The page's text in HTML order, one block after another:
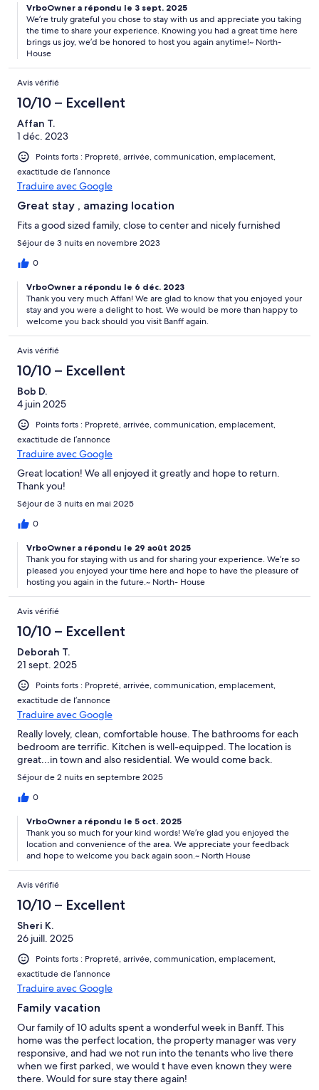
VrboOwner a répondu le 3 sept. 2025
We’re truly grateful you chose to stay with us and appreciate you taking
the time to share your experience. Knowing you had a great time here
brings us joy, we’d be honored to host you again anytime!~ North-
House
Avis vérifié
10/10 – Excellent
Affan T.
1 déc. 2023
Points forts : Propreté, arrivée, communication, emplacement,
exactitude de l’annonce
Traduire avec Google
Great stay , amazing location
Fits a good sized family, close to center and nicely furnished
Séjour de 3 nuits en novembre 2023
0
VrboOwner a répondu le 6 déc. 2023
Thank you very much Affan! We are glad to know that you enjoyed your
stay and you were a delight to host. We would be more than happy to
welcome you back should you visit Banff again.
Avis vérifié
10/10 – Excellent
Bob D.
4 juin 2025
Points forts : Propreté, arrivée, communication, emplacement,
exactitude de l’annonce
Traduire avec Google
Great location! We all enjoyed it greatly and hope to return.
Thank you!
Séjour de 3 nuits en mai 2025
0
VrboOwner a répondu le 29 août 2025
Thank you for staying with us and for sharing your experience. We’re so
pleased you enjoyed your time here and hope to have the pleasure of
hosting you again in the future.~ North- House
Avis vérifié
10/10 – Excellent
Deborah T.
21 sept. 2025
Points forts : Propreté, arrivée, communication, emplacement,
exactitude de l’annonce
Traduire avec Google
Really lovely, clean, comfortable house. The bathrooms for each
bedroom are terrific. Kitchen is well-equipped. The location is
great...in town and also residential. We would come back.
Séjour de 2 nuits en septembre 2025
0
VrboOwner a répondu le 5 oct. 2025
Thank you so much for your kind words! We’re glad you enjoyed the
location and convenience of the area. We appreciate your feedback
and hope to welcome you back again soon.~ North House
Avis vérifié
10/10 – Excellent
Sheri K.
26 juill. 2025
Points forts : Propreté, arrivée, communication, emplacement,
exactitude de l’annonce
Traduire avec Google
Family vacation
Our family of 10 adults spent a wonderful week in Banff. This
home was the perfect location, the property manager was very
responsive, and had we not run into the tenants who live there
when we first parked, we would t have even known they were
there. Would for sure stay there again!